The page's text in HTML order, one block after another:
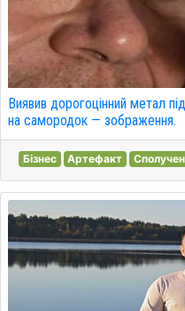
Виявив дорогоцінний метал
на самородок — зображення.
Бізнес Артефакт